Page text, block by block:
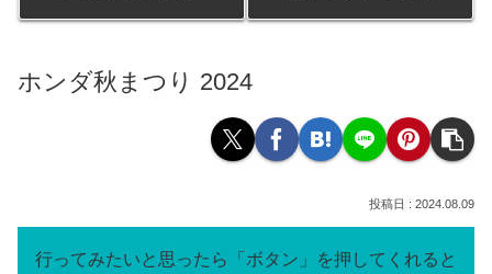
ホンダ秋まつり 2024
2024.08.09